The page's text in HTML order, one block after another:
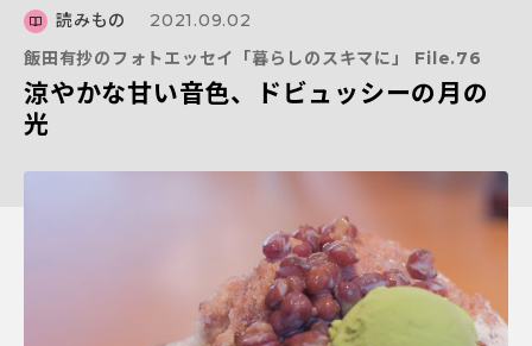
読みもの
2021.09.02
飯田有抄のフォトエッセイ「暮らしのスキマに」 File.76
涼やかな甘い音色、ドビュッシーの月の
光